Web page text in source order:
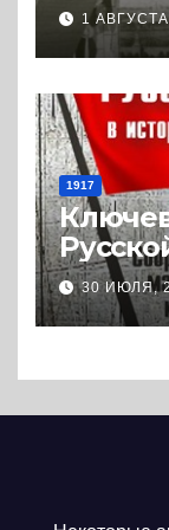
(2018)
1
1917
Книга
30 ИЮЛЯ,